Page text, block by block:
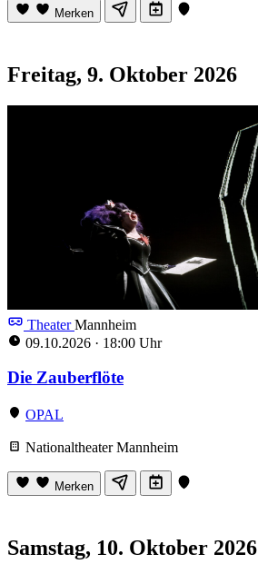
Merken
Freitag, 9. Oktober 2026
TheaterMannheim
09.10.2026 · 18:00 Uhr
Die Zauberflöte
OPAL
Nationaltheater Mannheim
Merken
Samstag, 10. Oktober 2026